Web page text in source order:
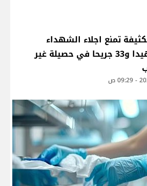
تمنع اجلاء الشهداء
والجرحى و18 شهيدا و33 جريحا في حصيلة غير